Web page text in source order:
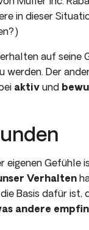
in dieser
auf seine
werden. Der
aktiv und
eigenen
Verhalten
Basis dafür
andere